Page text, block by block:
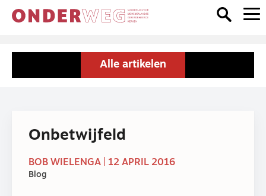
Alle artikelen
Onbetwijfeld
BOB WIELENGA | 12 APRIL 2016
Blog